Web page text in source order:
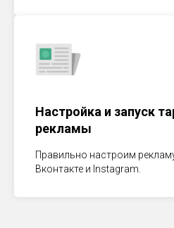
Настройка и запуск
рекламы
Правильно настроим
Вконтакте и Instagram.